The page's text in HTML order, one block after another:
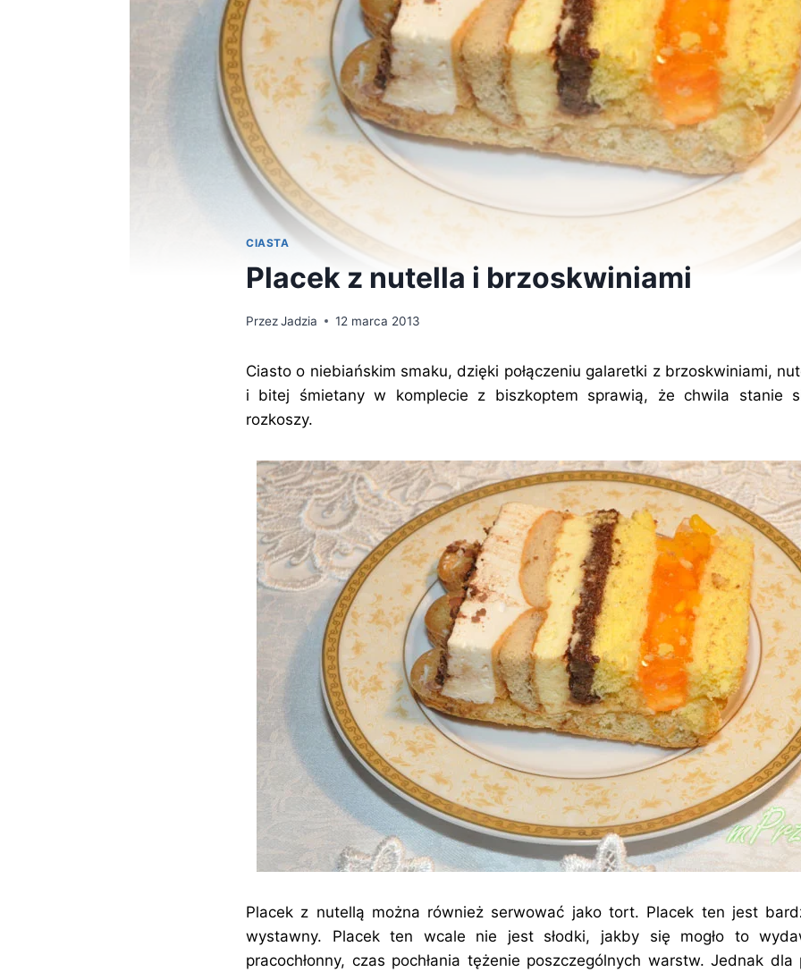
CIASTA
Placek z nutella i brzoskwiniami
PrzezJadzia 12 marca 2013
Ciasto o niebiańskim smaku, dzięki połączeniu galaretki z brzoskwiniami,
i bitej śmietany w komplecie z biszkoptem sprawią, że chwila stanie
rozkoszy.
Placek z nutellą można również serwować jako tort. Placek ten jest
wystawny. Placek ten wcale nie jest słodki, jakby się mogło to
pracochłonny, czas pochłania tężenie poszczególnych warstw. Jednak